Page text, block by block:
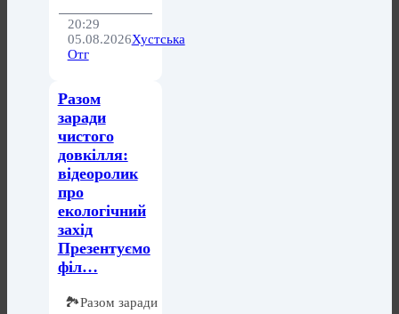
20:29
05.08.2026Хустська
Отг
Разом
заради
чистого
довкілля:
відеоролик
про
екологічний
захід
Презентуємо
філ…
🏞️Разом заради